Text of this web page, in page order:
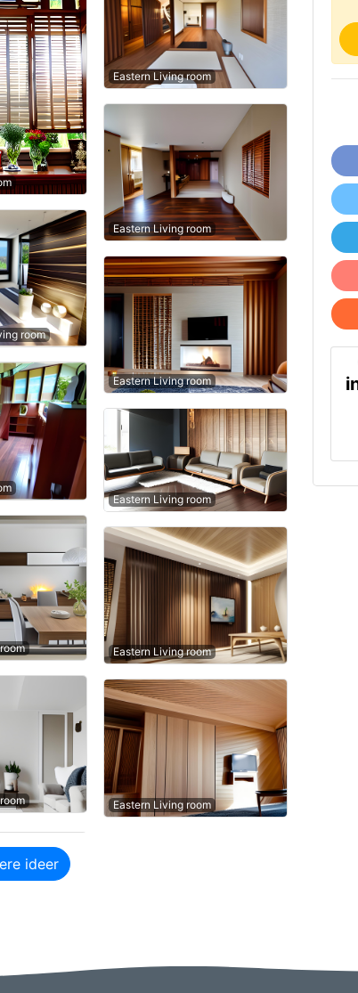
room
Eastern Living room
Eastern Living room
Eastern Living room
Eastern Living room
Eastern Living room
Eastern Living room
ideer